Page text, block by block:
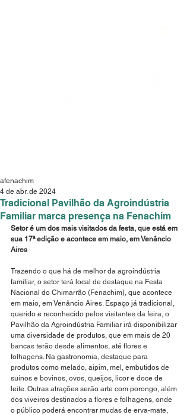
Tradicional Pavilhão da Agroindústria
Familiar marca presença na Fenachim
afenachim
4 de abr. de 2024
Setor é um dos mais visitados da festa, que está em
sua 17ª edição e acontece em maio, em Venâncio
Aires
Trazendo o que há de melhor da agroindústria
familiar, o setor terá local de destaque na Festa
Nacional do Chimarrão (Fenachim), que acontece
em maio, em Venâncio Aires. Espaço já tradicional,
querido e reconhecido pelos visitantes da feira, o
Pavilhão da Agroindústria Familiar irá disponibilizar
uma diversidade de produtos, que em mais de 20
bancas terão desde alimentos, até flores e
folhagens. Na gastronomia, destaque para
produtos como melado, aipim, mel, embutidos de
suínos e bovinos, ovos, queijos, licor e doce de
leite. Outras atrações serão arte com porongo, além
dos viveiros destinados a flores e folhagens, onde
o público poderá encontrar mudas de erva-mate,